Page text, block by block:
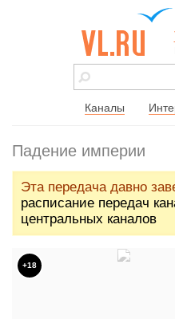
vl.ru - сайт
города
Каналы
Падение империи
Эта передача давно
расписание передач
центральных каналов
+18